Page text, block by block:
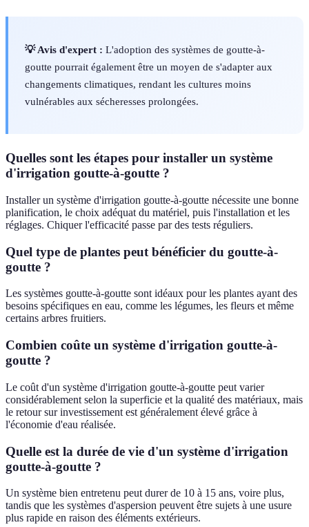
💡 Avis d'expert : L'adoption des systèmes de goutte-à-
goutte pourrait également être un moyen de s'adapter aux
changements climatiques, rendant les cultures moins
vulnérables aux sécheresses prolongées.
Quelles sont les étapes pour installer un système
d'irrigation goutte-à-goutte ?
Installer un système d'irrigation goutte-à-goutte nécessite une bonne
planification, le choix adéquat du matériel, puis l'installation et les
réglages. Chiquer l'efficacité passe par des tests réguliers.
Quel type de plantes peut bénéficier du goutte-à-
goutte ?
Les systèmes goutte-à-goutte sont idéaux pour les plantes ayant des
besoins spécifiques en eau, comme les légumes, les fleurs et même
certains arbres fruitiers.
Combien coûte un système d'irrigation goutte-à-
goutte ?
Le coût d'un système d'irrigation goutte-à-goutte peut varier
considérablement selon la superficie et la qualité des matériaux, mais
le retour sur investissement est généralement élevé grâce à
l'économie d'eau réalisée.
Quelle est la durée de vie d'un système d'irrigation
goutte-à-goutte ?
Un système bien entretenu peut durer de 10 à 15 ans, voire plus,
tandis que les systèmes d'aspersion peuvent être sujets à une usure
plus rapide en raison des éléments extérieurs.